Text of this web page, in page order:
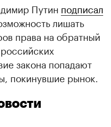
Путин подписал
лишать
права на обратный
закона попадают
покинувшие рынок.